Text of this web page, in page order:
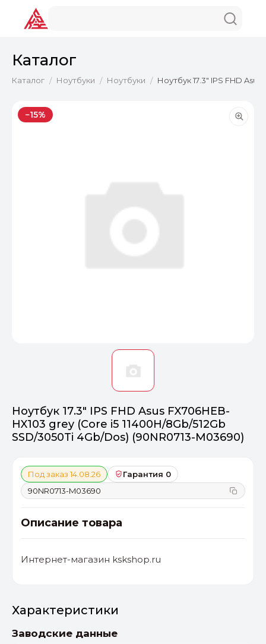
Каталог
Каталог / Ноутбуки / Ноутбуки / Ноутбук 17.3" IPS FHD
−15%
Ноутбук 17.3" IPS FHD Asus FX706HEB-
HX103 grey (Core i5 11400H/8Gb/512Gb
SSD/3050Ti 4Gb/Dos) (90NR0713-M03690)
Под заказ 14.08.26
Гарантия 0
90NR0713-M03690
Описание товара
Интернет-магазин kskshop.ru
Характеристики
Заводские данные